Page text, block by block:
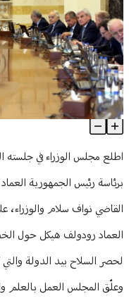
ثقافة ومجتمع
منوعات
الحكومة علّقت عمل
Article Content
اطلع مجلس الوزراء في جلسته
برئاسة رئيس الجمهورية
القاضي نواف سلام والوزراء،
العماد رودولف هيكل حول
لحصر السلاح بيد الدولة
وعلّق المجلس العمل بالعلم